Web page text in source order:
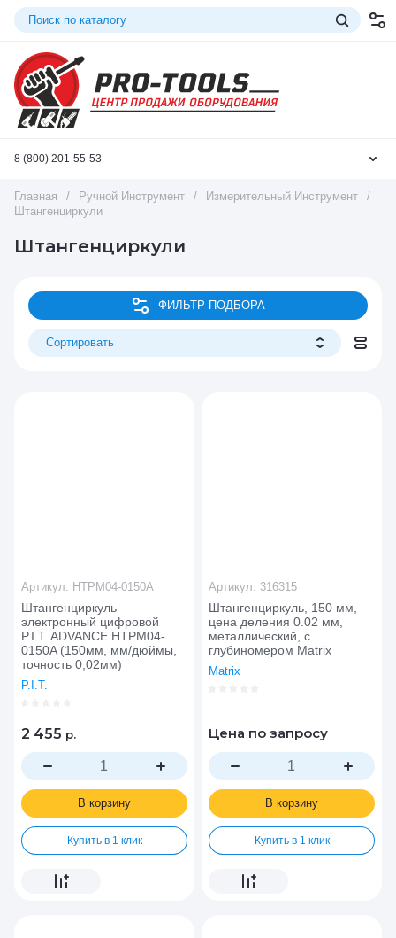
8 (800) 201-55-53
Главная / Ручной Инструмент / Измерительный Инструмент
/
Штангенциркули
Штангенциркули
ФИЛЬТР ПОДБОРА
Сортировать
Штангенциркуль
электронный цифровой
P.I.T. ADVANCE HTPM04-
0150A (150мм, мм/дюймы,
точность 0,02мм)
P.I.T.
Артикул: HTPM04-0150A
2 455 р.
В корзину
Купить в 1 клик
Штангенциркуль, 150 мм,
цена деления 0.02 мм,
металлический, с
глубиномером Matrix
Matrix
Артикул: 316315
Цена по запросу
В корзину
Купить в 1 клик